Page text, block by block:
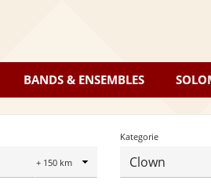
BANDS & ENSEMBLES
Ort
Kategorie
Clown